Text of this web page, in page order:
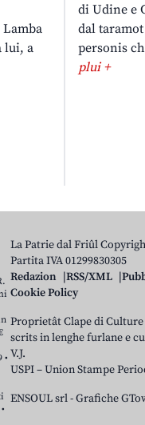
lui, a
di Udine e
dal
personis
plui +
La Patrie dal Friûl
Partita IVA 01299830305
Redazion
RSS/XML
Cookie Policy
Proprietât Clape di
scrits in lenghe furlane e
V.J.
USPI – Union Stampe
ENSOUL srl-Grafiche
•